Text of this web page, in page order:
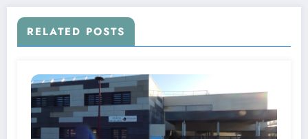
RELATED POSTS